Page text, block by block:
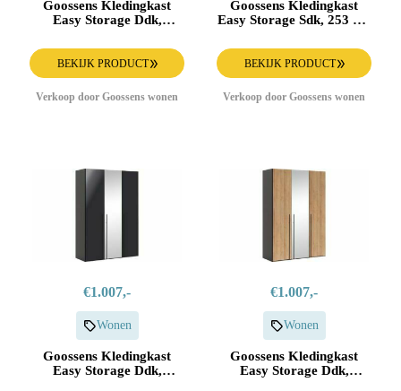
Goossens Kledingkast
Easy Storage Ddk,
breed, 220 cm hoog, 4x
draaideur
BEKIJK PRODUCT
Verkoop door Goossens wonen
Goossens Kledingkast
Easy Storage Sdk, 253 cm
paneel schuifdeuren
BEKIJK PRODUCT
Verkoop door Goossens wonen
€1.007,-
Wonen
Goossens Kledingkast
Easy Storage Ddk,
€1.007,-
Wonen
Goossens Kledingkast
Easy Storage Ddk,